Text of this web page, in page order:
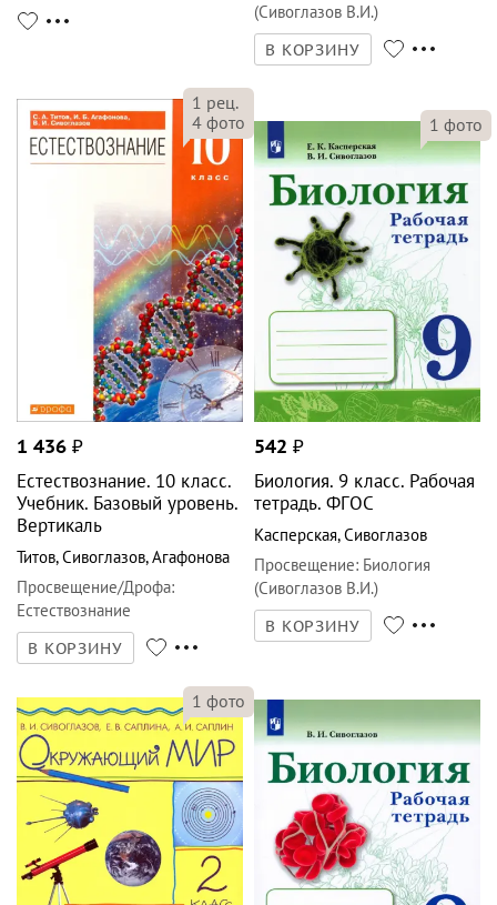
(Сивоглазов В.И.)
В КОРЗИНУ
1 рец.
4 фото
1 436 ₽
Естествознание. 10 класс.
Учебник. Базовый уровень.
Вертикаль
Титов,Сивоглазов,Агафонова
Просвещение/Дрофа:
Естествознание
В КОРЗИНУ
1 фото
542 ₽
Биология. 9 класс. Рабочая
тетрадь. ФГОС
Касперская,Сивоглазов
Просвещение: Биология
(Сивоглазов В.И.)
В КОРЗИНУ
1 фото